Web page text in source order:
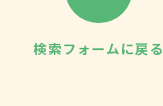
検索フォームに戻る